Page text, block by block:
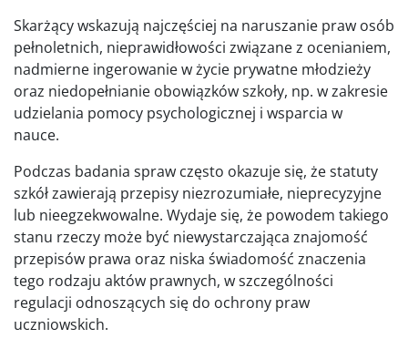
Skarżący wskazują najczęściej na naruszanie praw osób
pełnoletnich, nieprawidłowości związane z ocenianiem,
nadmierne ingerowanie w życie prywatne młodzieży
oraz niedopełnianie obowiązków szkoły, np. w zakresie
udzielania pomocy psychologicznej i wsparcia w
nauce.
Podczas badania spraw często okazuje się, że statuty
szkół zawierają przepisy niezrozumiałe, nieprecyzyjne
lub nieegzekwowalne. Wydaje się, że powodem takiego
stanu rzeczy może być niewystarczająca znajomość
przepisów prawa oraz niska świadomość znaczenia
tego rodzaju aktów prawnych, w szczególności
regulacji odnoszących się do ochrony praw
uczniowskich.